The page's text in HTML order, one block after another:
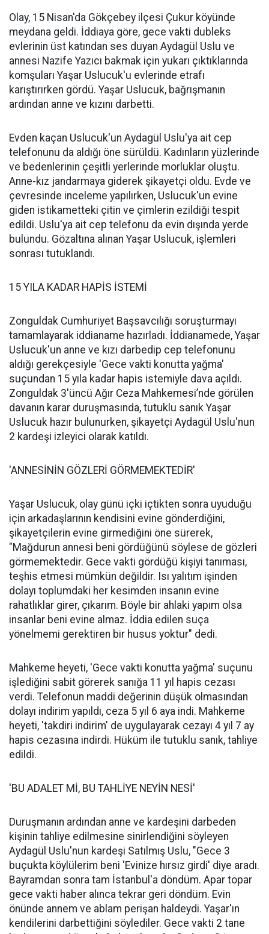
Olay, 15 Nisan'da Gökçebey ilçesi Çukur köyünde
meydana geldi. İddiaya göre, gece vakti dubleks
evlerinin üst katından ses duyan Aydagül Uslu ve
annesi Nazife Yazıcı bakmak için yukarı çıktıklarında
komşuları Yaşar Uslucuk'u evlerinde etrafı
karıştırırken gördü. Yaşar Uslucuk, bağrışmanın
ardından anne ve kızını darbetti.
Evden kaçan Uslucuk'un Aydagül Uslu'ya ait cep
telefonunu da aldığı öne sürüldü. Kadınların yüzlerinde
ve bedenlerinin çeşitli yerlerinde morluklar oluştu.
Anne-kız jandarmaya giderek şikayetçi oldu. Evde ve
çevresinde inceleme yapılırken, Uslucuk'un evine
giden istikametteki çitin ve çimlerin ezildiği tespit
edildi. Uslu'ya ait cep telefonu da evin dışında yerde
bulundu. Gözaltına alınan Yaşar Uslucuk, işlemleri
sonrası tutuklandı.
15 YILA KADAR HAPİS İSTEMİ
Zonguldak Cumhuriyet Başsavcılığı soruşturmayı
tamamlayarak iddianame hazırladı. İddianamede, Yaşar
Uslucuk'un anne ve kızı darbedip cep telefonunu
aldığı gerekçesiyle 'Gece vakti konutta yağma'
suçundan 15 yıla kadar hapis istemiyle dava açıldı.
Zonguldak 3'üncü Ağır Ceza Mahkemesi’nde görülen
davanın karar duruşmasında, tutuklu sanık Yaşar
Uslucuk hazır bulunurken, şikayetçi Aydagül Uslu'nun
2 kardeşi izleyici olarak katıldı.
'ANNESİNİN GÖZLERİ GÖRMEMEKTEDİR'
Yaşar Uslucuk, olay günü içki içtikten sonra uyuduğu
için arkadaşlarının kendisini evine gönderdiğini,
şikayetçilerin evine girmediğini öne sürerek,
"Mağdurun annesi beni gördüğünü söylese de gözleri
görmemektedir. Gece vakti gördüğü kişiyi tanıması,
teşhis etmesi mümkün değildir. Isı yalıtım işinden
dolayı toplumdaki her kesimden insanın evine
rahatlıklar girer, çıkarım. Böyle bir ahlaki yapım olsa
insanlar beni evine almaz. İddia edilen suça
yönelmemi gerektiren bir husus yoktur" dedi.
Mahkeme heyeti, 'Gece vakti konutta yağma' suçunu
işlediğini sabit görerek sanığa 11 yıl hapis cezası
verdi. Telefonun maddi değerinin düşük olmasından
dolayı indirim yapıldı, ceza 5 yıl 6 aya indi. Mahkeme
heyeti, 'takdiri indirim' de uygulayarak cezayı 4 yıl 7 ay
hapis cezasına indirdi. Hüküm ile tutuklu sanık, tahliye
edildi.
'BU ADALET Mİ, BU TAHLİYE NEYİN NESİ'
Duruşmanın ardından anne ve kardeşini darbeden
kişinin tahliye edilmesine sinirlendiğini söyleyen
Aydagül Uslu'nun kardeşi Satılmış Uslu, "Gece 3
buçukta köylülerim beni 'Evinize hırsız girdi' diye aradı.
Bayramdan sonra tam İstanbul'a döndüm. Apar topar
gece vakti haber alınca tekrar geri döndüm. Evin
önünde annem ve ablam perişan haldeydi. Yaşar'ın
kendilerini darbettiğini söylediler. Gece vakti 2 tane